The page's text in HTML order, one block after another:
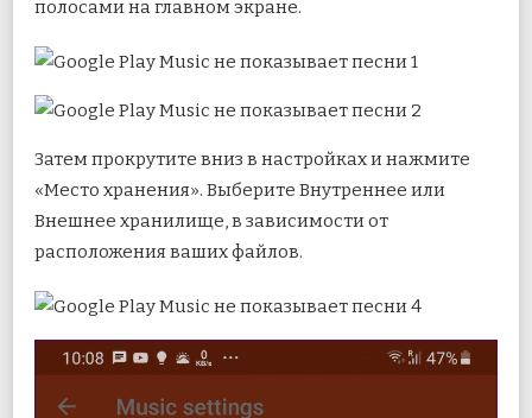
полосами на главном экране.
Затем прокрутите вниз в настройках и нажмите
«Место хранения». Выберите Внутреннее или
Внешнее хранилище, в зависимости от
расположения ваших файлов.